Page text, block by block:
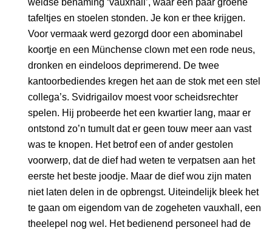
tafeltjes en stoelen stonden. Je kon er thee krijgen.
Voor vermaak werd gezorgd door een abominabel
koortje en een Münchense clown met een rode neus,
dronken en eindeloos deprimerend. De twee
kantoorbediendes kregen het aan de stok met een stel
collega’s. Svidrigailov moest voor scheidsrechter
spelen. Hij probeerde het een kwartier lang, maar er
ontstond zo’n tumult dat er geen touw meer aan vast
was te knopen. Het betrof een of ander gestolen
voorwerp, dat de dief had weten te verpatsen aan het
eerste het beste joodje. Maar de dief wou zijn maten
niet laten delen in de opbrengst. Uiteindelijk bleek het
te gaan om eigendom van de zogeheten vauxhall, een
theelepel nog wel. Het bedienend personeel had de